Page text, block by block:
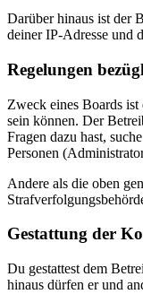
Darüber hinaus ist der
deiner IP-Adresse und
Regelungen
Zweck eines Boards
sein können. Der
Fragen dazu hast,
Personen
Andere als die oben
Gestattung der
Du gestattest dem
hinaus dürfen er und